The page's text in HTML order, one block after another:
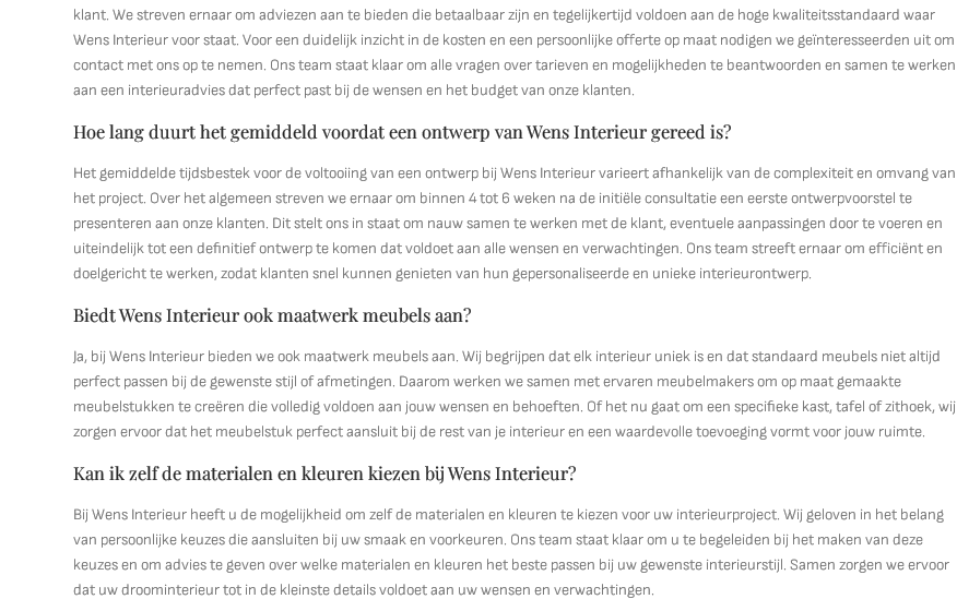
klant. We streven ernaar om adviezen aan te bieden die betaalbaar zijn en tegelijkertijd voldoen aan de hoge kwaliteitsstandaard waar
Wens Interieur voor staat. Voor een duidelijk inzicht in de kosten en een persoonlijke offerte op maat nodigen we geïnteresseerden uit om
contact met ons op te nemen. Ons team staat klaar om alle vragen over tarieven en mogelijkheden te beantwoorden en samen te werken
aan een interieuradvies dat perfect past bij de wensen en het budget van onze klanten.
Hoe lang duurt het gemiddeld voordat een ontwerp van Wens Interieur gereed is?
Het gemiddelde tijdsbestek voor de voltooiing van een ontwerp bij Wens Interieur varieert afhankelijk van de complexiteit en omvang van
het project. Over het algemeen streven we ernaar om binnen 4 tot 6 weken na de initiële consultatie een eerste ontwerpvoorstel te
presenteren aan onze klanten. Dit stelt ons in staat om nauw samen te werken met de klant, eventuele aanpassingen door te voeren en
uiteindelijk tot een definitief ontwerp te komen dat voldoet aan alle wensen en verwachtingen. Ons team streeft ernaar om efficiënt en
doelgericht te werken, zodat klanten snel kunnen genieten van hun gepersonaliseerde en unieke interieurontwerp.
Biedt Wens Interieur ook maatwerk meubels aan?
Ja, bij Wens Interieur bieden we ook maatwerk meubels aan. Wij begrijpen dat elk interieur uniek is en dat standaard meubels niet altijd
perfect passen bij de gewenste stijl of afmetingen. Daarom werken we samen met ervaren meubelmakers om op maat gemaakte
meubelstukken te creëren die volledig voldoen aan jouw wensen en behoeften. Of het nu gaat om een specifieke kast, tafel of zithoek, wij
zorgen ervoor dat het meubelstuk perfect aansluit bij de rest van je interieur en een waardevolle toevoeging vormt voor jouw ruimte.
Kan ik zelf de materialen en kleuren kiezen bij Wens Interieur?
Bij Wens Interieur heeft u de mogelijkheid om zelf de materialen en kleuren te kiezen voor uw interieurproject. Wij geloven in het belang
van persoonlijke keuzes die aansluiten bij uw smaak en voorkeuren. Ons team staat klaar om u te begeleiden bij het maken van deze
keuzes en om advies te geven over welke materialen en kleuren het beste passen bij uw gewenste interieurstijl. Samen zorgen we ervoor
dat uw droominterieur tot in de kleinste details voldoet aan uw wensen en verwachtingen.